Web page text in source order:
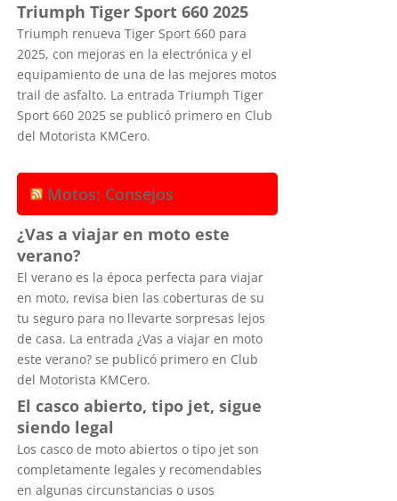
Triumph Tiger Sport 660 2025
Triumph renueva Tiger Sport 660 para
2025, con mejoras en la electrónica y el
equipamiento de una de las mejores motos
trail de asfalto. La entrada Triumph Tiger
Sport 660 2025 se publicó primero en Club
del Motorista KMCero.
Motos: Consejos
¿Vas a viajar en moto este
verano?
El verano es la época perfecta para viajar
en moto, revisa bien las coberturas de su
tu seguro para no llevarte sorpresas lejos
de casa. La entrada ¿Vas a viajar en moto
este verano? se publicó primero en Club
del Motorista KMCero.
El casco abierto, tipo jet, sigue
siendo legal
Los casco de moto abiertos o tipo jet son
completamente legales y recomendables
en algunas circunstancias o usos